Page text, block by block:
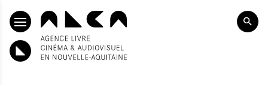
ALLER AU CONTENU PRINCIPAL